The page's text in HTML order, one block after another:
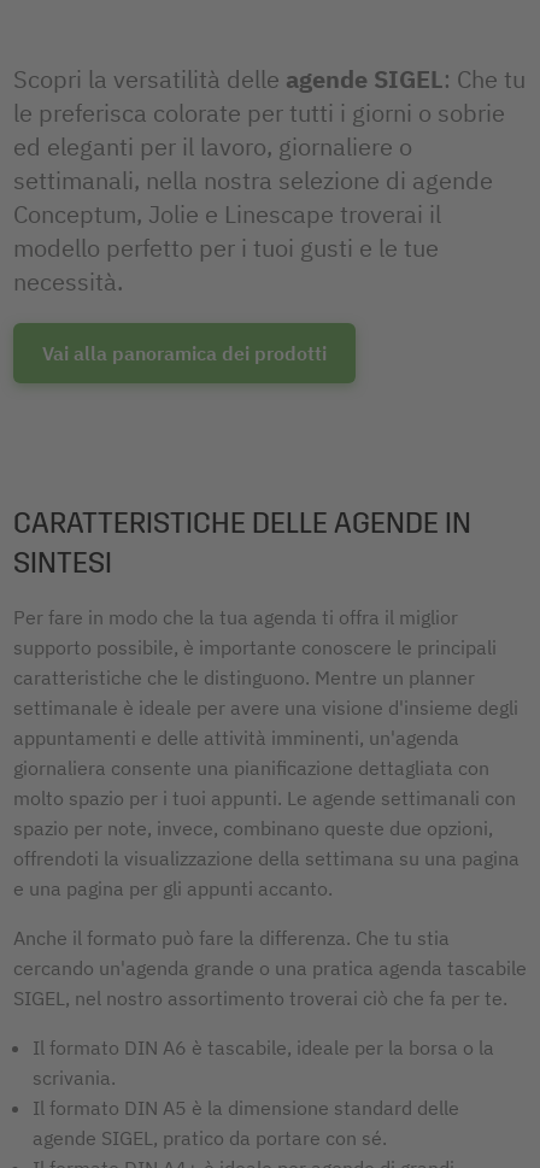
Scopri la versatilità delle agende SIGEL: Che tu
le preferisca colorate per tutti i giorni o sobrie
ed eleganti per il lavoro, giornaliere o
settimanali, nella nostra selezione di agende
Conceptum, Jolie e Linescape troverai il
modello perfetto per i tuoi gusti e le tue
necessità.
Vai alla panoramica dei prodotti
CARATTERISTICHE DELLE AGENDE IN
SINTESI
Per fare in modo che la tua agenda ti offra il miglior
supporto possibile, è importante conoscere le principali
caratteristiche che le distinguono. Mentre un planner
settimanale è ideale per avere una visione d'insieme degli
appuntamenti e delle attività imminenti, un'agenda
giornaliera consente una pianificazione dettagliata con
molto spazio per i tuoi appunti. Le agende settimanali con
spazio per note, invece, combinano queste due opzioni,
offrendoti la visualizzazione della settimana su una pagina
e una pagina per gli appunti accanto.
Anche il formato può fare la differenza. Che tu stia
cercando un'agenda grande o una pratica agenda tascabile
SIGEL, nel nostro assortimento troverai ciò che fa per te.
Il formato DIN A6 è tascabile, ideale per la borsa o la
scrivania.
Il formato DIN A5 è la dimensione standard delle
agende SIGEL, pratico da portare con sé.